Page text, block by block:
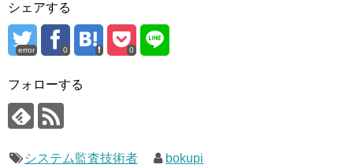
シェアする
error 0 0
フォローする
システム監査技術者 bokupi